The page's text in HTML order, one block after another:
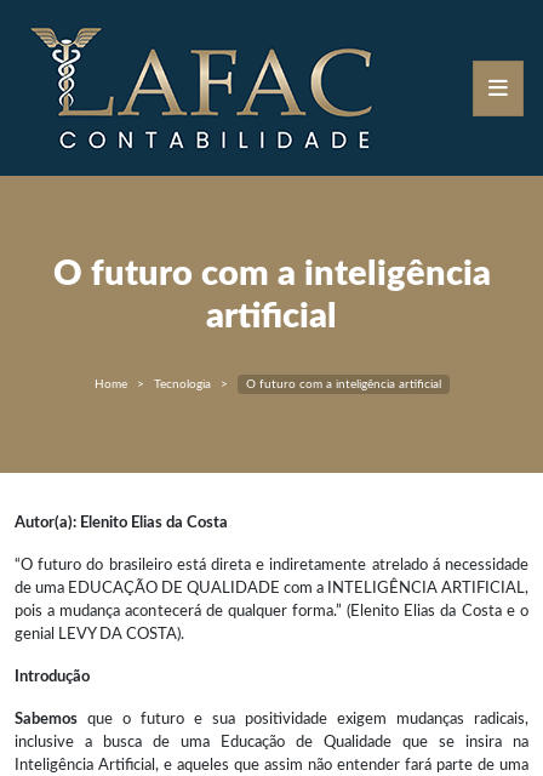
O futuro com a inteligência
artificial
Home Tecnologia O futuro com a inteligência artificial
Autor(a): Elenito Elias da Costa
“O futuro do brasileiro está direta e indiretamente atrelado á necessidade
de uma EDUCAÇÃO DE QUALIDADE com a INTELIGÊNCIA ARTIFICIAL,
pois a mudança acontecerá de qualquer forma.” (Elenito Elias da Costa e o
genial LEVY DA COSTA).
Introdução
Sabemos que o futuro e sua positividade exigem mudanças radicais,
inclusive a busca de uma Educação de Qualidade que se insira na
Inteligência Artificial, e aqueles que assim não entender fará parte de uma